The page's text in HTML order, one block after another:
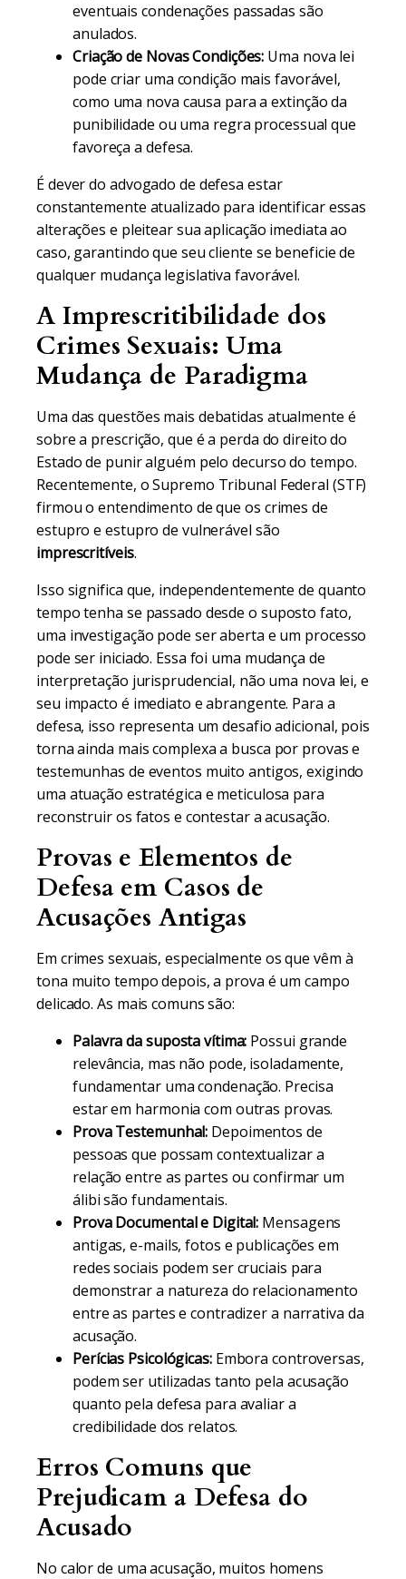
eventuais condenações passadas são
anulados.
Criação de Novas Condições: Uma nova lei
pode criar uma condição mais favorável,
como uma nova causa para a extinção da
punibilidade ou uma regra processual que
favoreça a defesa.
É dever do advogado de defesa estar
constantemente atualizado para identificar essas
alterações e pleitear sua aplicação imediata ao
caso, garantindo que seu cliente se beneficie de
qualquer mudança legislativa favorável.
A Imprescritibilidade dos
Crimes Sexuais: Uma
Mudança de Paradigma
Uma das questões mais debatidas atualmente é
sobre a prescrição, que é a perda do direito do
Estado de punir alguém pelo decurso do tempo.
Recentemente, o Supremo Tribunal Federal (STF)
firmou o entendimento de que os crimes de
estupro e estupro de vulnerável são
imprescritíveis.
Isso significa que, independentemente de quanto
tempo tenha se passado desde o suposto fato,
uma investigação pode ser aberta e um processo
pode ser iniciado. Essa foi uma mudança de
interpretação jurisprudencial, não uma nova lei, e
seu impacto é imediato e abrangente. Para a
defesa, isso representa um desafio adicional, pois
torna ainda mais complexa a busca por provas e
testemunhas de eventos muito antigos, exigindo
uma atuação estratégica e meticulosa para
reconstruir os fatos e contestar a acusação.
Provas e Elementos de
Defesa em Casos de
Acusações Antigas
Em crimes sexuais, especialmente os que vêm à
tona muito tempo depois, a prova é um campo
delicado. As mais comuns são:
Palavra da suposta vítima: Possui grande
relevância, mas não pode, isoladamente,
fundamentar uma condenação. Precisa
estar em harmonia com outras provas.
Prova Testemunhal: Depoimentos de
pessoas que possam contextualizar a
relação entre as partes ou confirmar um
álibi são fundamentais.
Prova Documental e Digital: Mensagens
antigas, e-mails, fotos e publicações em
redes sociais podem ser cruciais para
demonstrar a natureza do relacionamento
entre as partes e contradizer a narrativa da
acusação.
Perícias Psicológicas:Embora controversas,
podem ser utilizadas tanto pela acusação
quanto pela defesa para avaliar a
credibilidade dos relatos.
Erros Comuns que
Prejudicam a Defesa do
Acusado
No calor de uma acusação, muitos homens